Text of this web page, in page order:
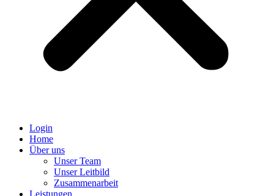
Login
Home
Über uns
Unser Team
Unser Leitbild
Zusammenarbeit
Leistungen